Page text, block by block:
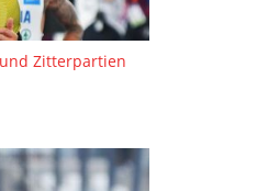
Zitterpartien